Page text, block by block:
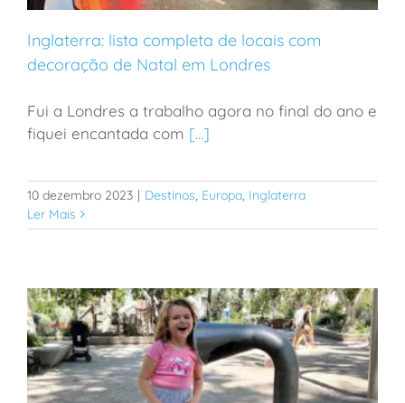
Inglaterra: lista completa de locais com decoração de
Natal em Londres
Inglaterra: lista completa de locais com
decoração de Natal em Londres
Fui a Londres a trabalho agora no final do ano e
fiquei encantada com [...]
10 dezembro 2023 | Destinos, Europa, Inglaterra
Ler Mais